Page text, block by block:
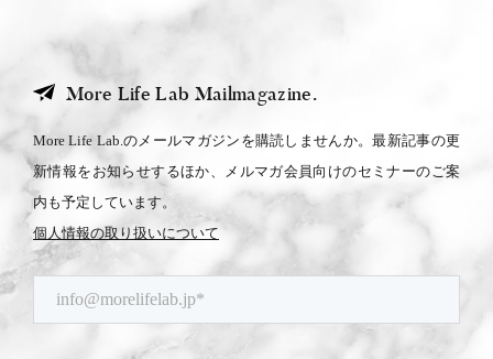
More Life Lab Mailmagazine.
More Life Lab.のメールマガジンを購読しませんか。最新記事の更
新情報をお知らせするほか、メルマガ会員向けのセミナーのご案
内も予定しています。
個人情報の取り扱いについて